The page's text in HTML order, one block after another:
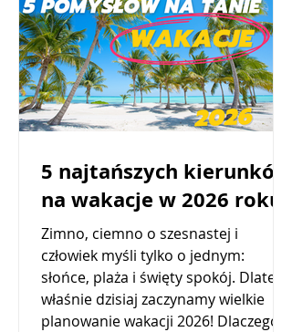
5 najtańszych kierunków
na wakacje w 2026 roku
Zimno, ciemno o szesnastej i
człowiek myśli tylko o jednym:
słońce, plaża i święty spokój. Dlatego
właśnie dzisiaj zaczynamy wielkie
planowanie wakacji 2026! Dlaczego